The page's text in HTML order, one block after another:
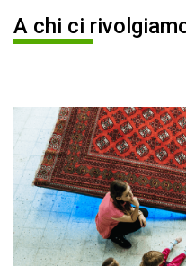
A chi ci